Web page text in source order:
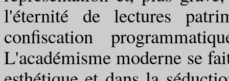
l'éternité de lectures
confiscation
L'académisme moderne se